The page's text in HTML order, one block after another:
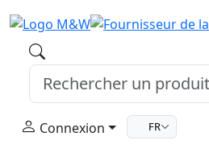
Connexion FR